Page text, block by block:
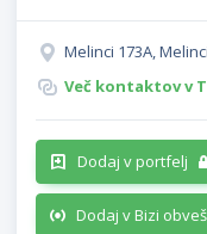
Melinci 173A,
Več kontaktov v
Dodaj v portfelj
Dodaj v Bizi